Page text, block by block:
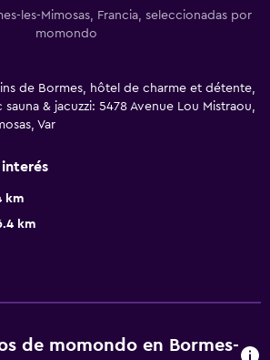
les-Mimosas, Francia, seleccionadas por
momondo
de Bormes, hôtel de charme et détente,
& jacuzzi: 5478 Avenue Lou Mistraou,
Var
interés
km
km
de momondo en Bormes-